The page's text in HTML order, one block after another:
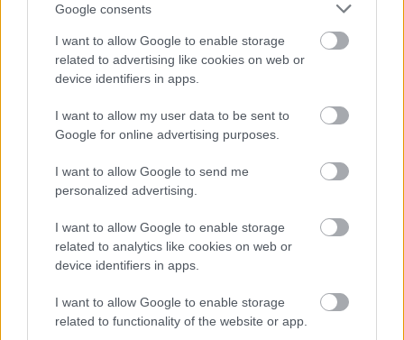
Google consents
I want to allow Google to enable storage
related to advertising like cookies on web or
device identifiers in apps.
I want to allow my user data to be sent to
Google for online advertising purposes.
I want to allow Google to send me
personalized advertising.
I want to allow Google to enable storage
related to analytics like cookies on web or
device identifiers in apps.
I want to allow Google to enable storage
related to functionality of the website or app.
Masta Killa
2 hónapja
Tét:30
25972 V Värnamo-Örebro
Több,mint 3,5
Oddsz:2,74
2 hónapja
Helló tippsterek!
7 napos mai tipp